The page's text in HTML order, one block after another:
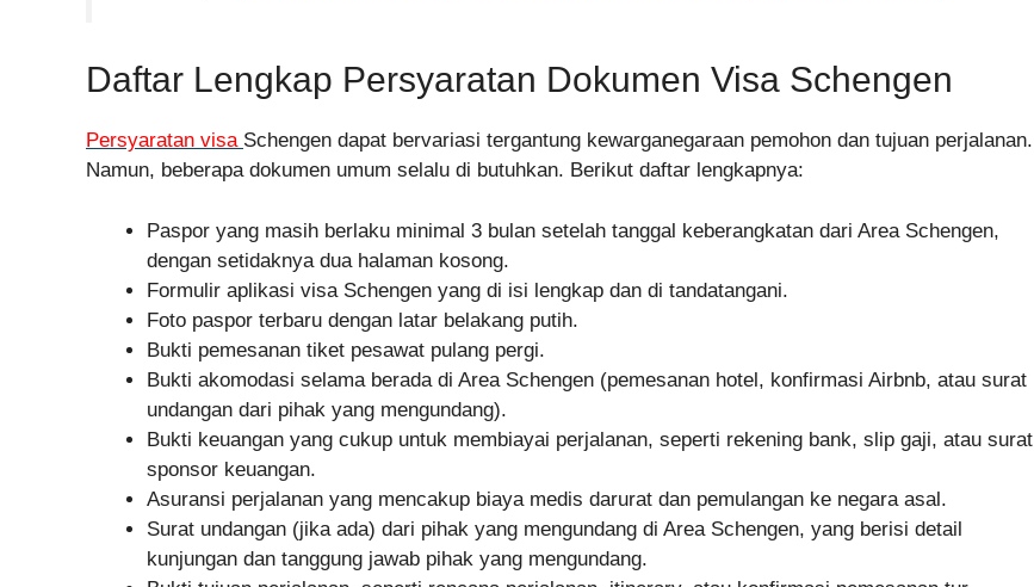
Daftar Lengkap Persyaratan Dokumen Visa Schengen
Persyaratan visa Schengen dapat bervariasi tergantung kewarganegaraan pemohon dan tujuan perjalanan.
Namun, beberapa dokumen umum selalu di butuhkan. Berikut daftar lengkapnya:
Paspor yang masih berlaku minimal 3 bulan setelah tanggal keberangkatan dari Area Schengen,
dengan setidaknya dua halaman kosong.
Formulir aplikasi visa Schengen yang di isi lengkap dan di tandatangani.
Foto paspor terbaru dengan latar belakang putih.
Bukti pemesanan tiket pesawat pulang pergi.
Bukti akomodasi selama berada di Area Schengen (pemesanan hotel, konfirmasi Airbnb, atau surat
undangan dari pihak yang mengundang).
Bukti keuangan yang cukup untuk membiayai perjalanan, seperti rekening bank, slip gaji, atau surat
sponsor keuangan.
Asuransi perjalanan yang mencakup biaya medis darurat dan pemulangan ke negara asal.
Surat undangan (jika ada) dari pihak yang mengundang di Area Schengen, yang berisi detail
kunjungan dan tanggung jawab pihak yang mengundang.